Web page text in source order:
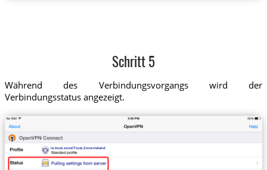
Schritt 5
Während des Verbindungsvorgangs wird der
Verbindungsstatus angezeigt.
ie.trust.zone/Trust.Zone-Ireland